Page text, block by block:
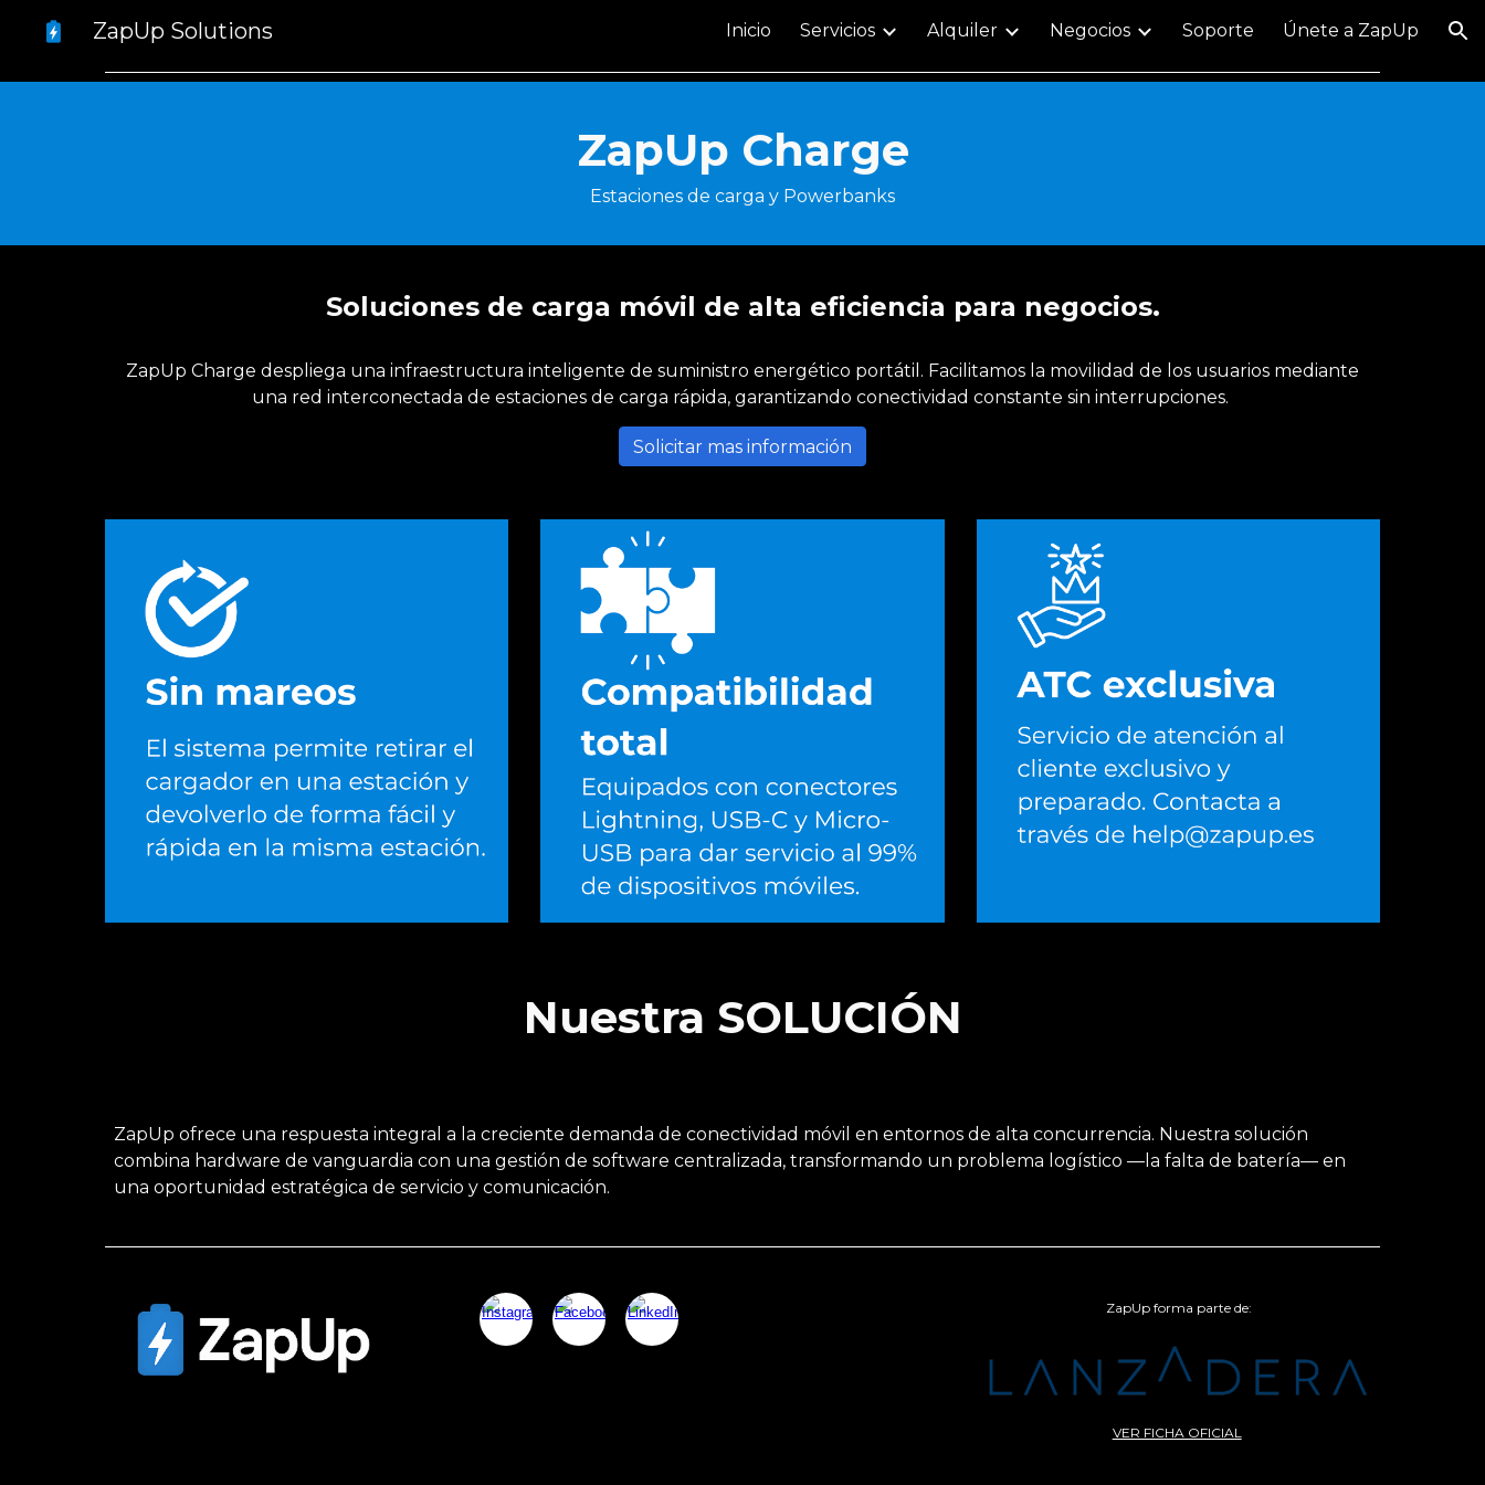
Skip to navigation
ZapUp Solutions Inicio Servicios Alquiler Negocios Soporte Únete a ZapUp
ZapUp Charge
Estaciones de carga y Powerbanks
Soluciones de carga móvil de alta eficiencia para negocios.
ZapUp Charge despliega una infraestructura inteligente de suministro energético portátil. Facilitamos la movilidad de los usuarios mediante
una red interconectada de estaciones de carga rápida, garantizando conectividad constante sin interrupciones.
Solicitar mas información
Nuestra SOLUCIÓN
ZapUp ofrece una respuesta integral a la creciente demanda de conectividad móvil en entornos de alta concurrencia. Nuestra solución
combina hardware de vanguardia con una gestión de software centralizada, transformando un problema logístico —la falta de batería— en
una oportunidad estratégica de servicio y comunicación.
ZapUp forma parte de:
VER FICHA OFICIAL